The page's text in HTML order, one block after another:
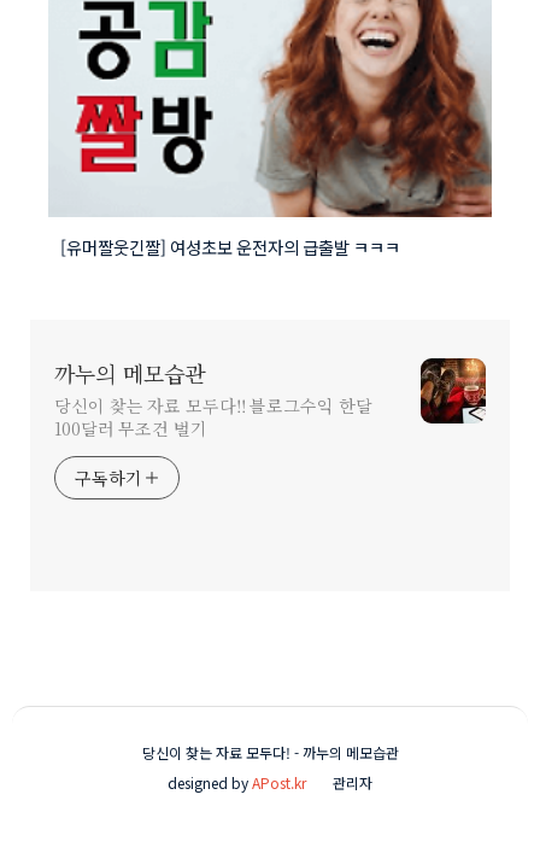
[유머짤웃긴짤] 여성초보 운전자의 급출발 ㅋㅋㅋ
까누의 메모습관
당신이 찾는 자료 모두다!! 블로그수익 한달
100달러 무조건 벌기
구독하기
당신이 찾는 자료 모두다! - 까누의 메모습관
designed byAPost.kr 관리자